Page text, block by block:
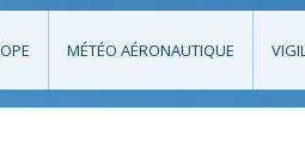
MÉTÉO AÉRONAUTIQUE